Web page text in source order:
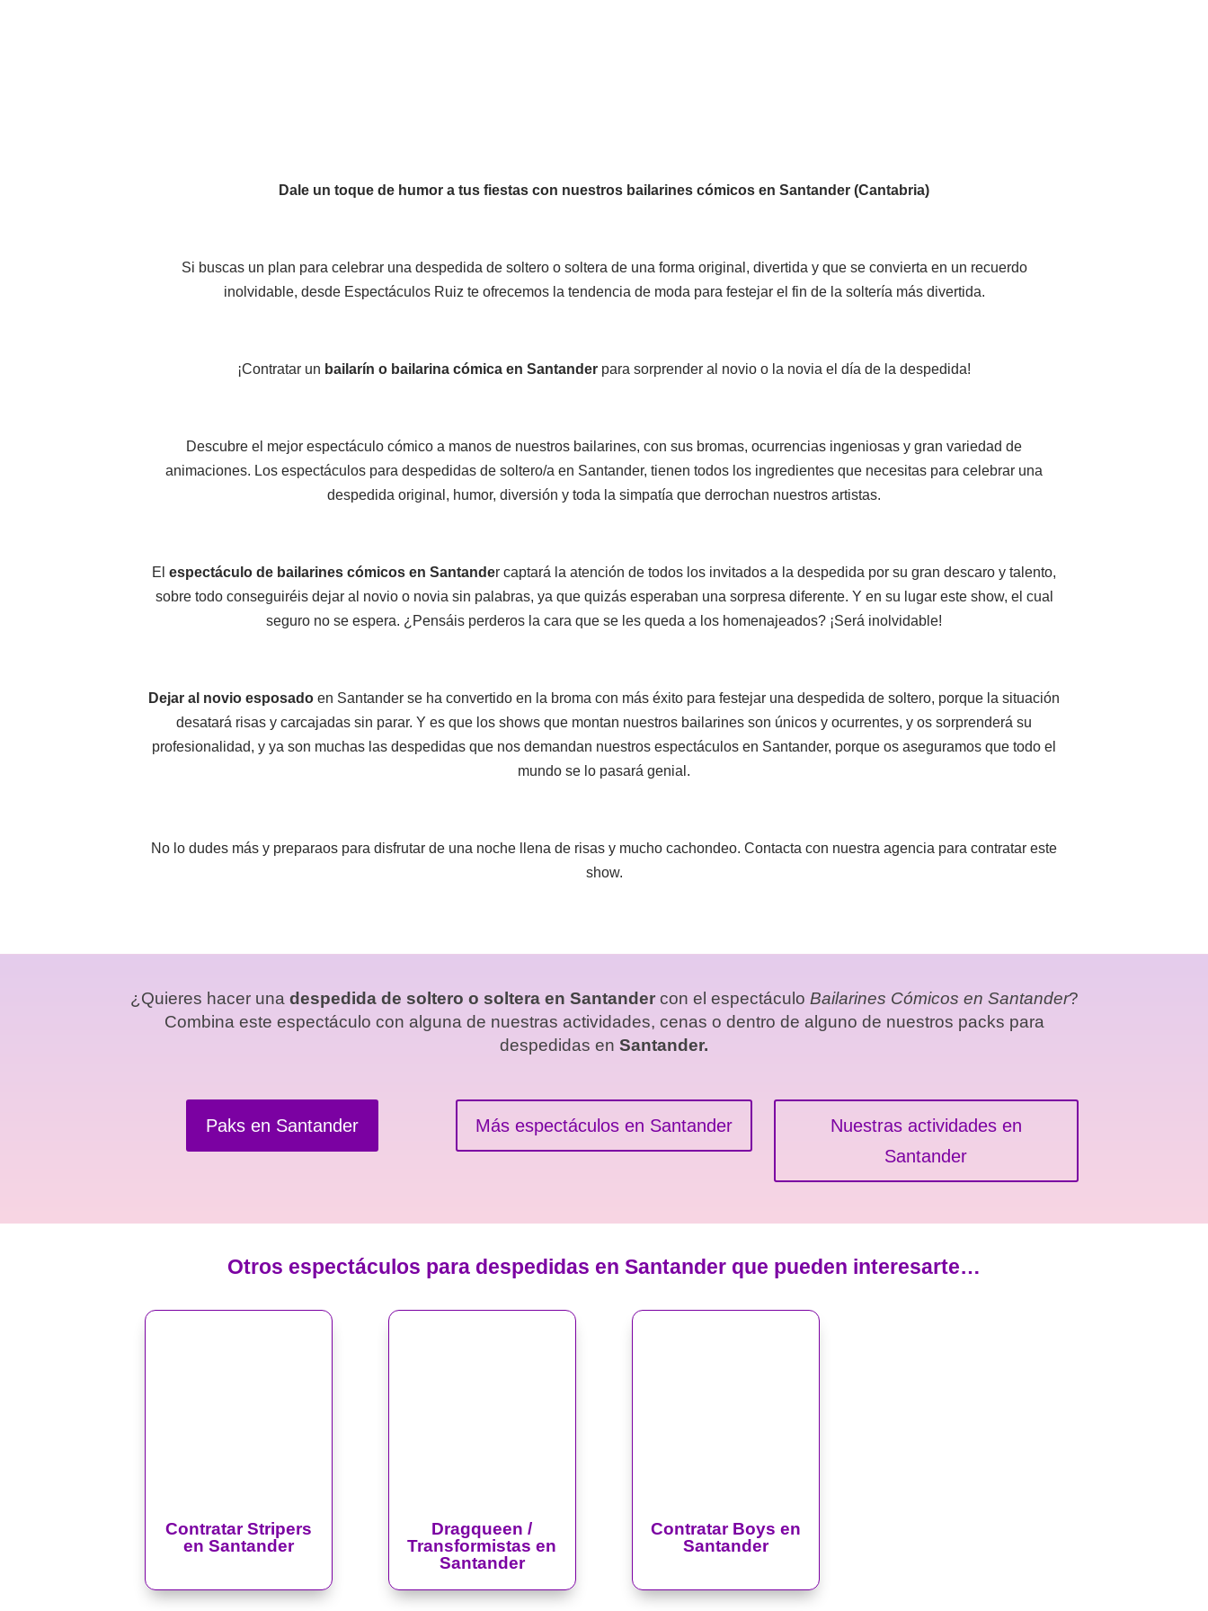
Dale un toque de humor a tus fiestas con nuestros bailarines cómicos en Santander (Cantabria)
Si buscas un plan para celebrar una despedida de soltero o soltera de una forma original, divertida y que se convierta en un recuerdo
inolvidable, desde Espectáculos Ruiz te ofrecemos la tendencia de moda para festejar el fin de la soltería más divertida.
¡Contratar un bailarín o bailarina cómica en Santander para sorprender al novio o la novia el día de la despedida!
Descubre el mejor espectáculo cómico a manos de nuestros bailarines, con sus bromas, ocurrencias ingeniosas y gran variedad de
animaciones. Los espectáculos para despedidas de soltero/a en Santander, tienen todos los ingredientes que necesitas para celebrar una
despedida original, humor, diversión y toda la simpatía que derrochan nuestros artistas.
El espectáculo de bailarines cómicos en Santander captará la atención de todos los invitados a la despedida por su gran descaro y talento,
sobre todo conseguiréis dejar al novio o novia sin palabras, ya que quizás esperaban una sorpresa diferente. Y en su lugar este show, el cual
seguro no se espera. ¿Pensáis perderos la cara que se les queda a los homenajeados? ¡Será inolvidable!
Dejar al novio esposado en Santander se ha convertido en la broma con más éxito para festejar una despedida de soltero, porque la situación
desatará risas y carcajadas sin parar. Y es que los shows que montan nuestros bailarines son únicos y ocurrentes, y os sorprenderá su
profesionalidad, y ya son muchas las despedidas que nos demandan nuestros espectáculos en Santander, porque os aseguramos que todo el
mundo se lo pasará genial.
No lo dudes más y preparaos para disfrutar de una noche llena de risas y mucho cachondeo. Contacta con nuestra agencia para contratar este
show.
¿Quieres hacer una despedida de soltero o soltera en Santandercon el espectáculo Bailarines Cómicos en Santander?
Combina este espectáculo con alguna de nuestras actividades, cenas o dentro de alguno de nuestros packs para
despedidas en Santander.
Paks en Santander Más espectáculos en Santander
Nuestras actividades en
Santander
Otros espectáculos para despedidas en Santander que pueden interesarte…
Contratar Stripers
en Santander
Dragqueen /
Transformistas en
Santander
Contratar Boys en
Santander